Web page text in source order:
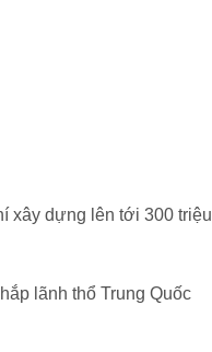
xây dựng lên tới 300 triệu
lãnh thổ Trung Quốc